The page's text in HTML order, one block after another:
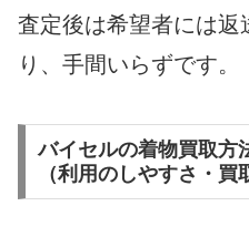
査定後は希望者には返
り、手間いらずです。
バイセルの着物買取方
（利用のしやすさ・